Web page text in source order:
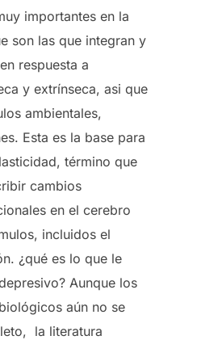
importantes en la
son las que integran y
respuesta a
y extrínseca, asi que
ambientales,
Esta es la base para
término que
cambios
en el cerebro
incluidos el
¿qué es lo que le
Aunque los
aún no se
la literatura